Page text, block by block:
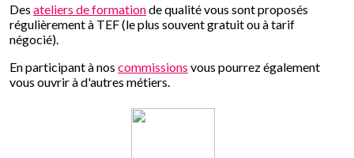
Des ateliers de formationde qualité vous sont proposés
régulièrement à TEF (le plus souvent gratuit ou à tarif
négocié).
En participant à nos commissions vous pourrez également
vous ouvrir à d'autres métiers.